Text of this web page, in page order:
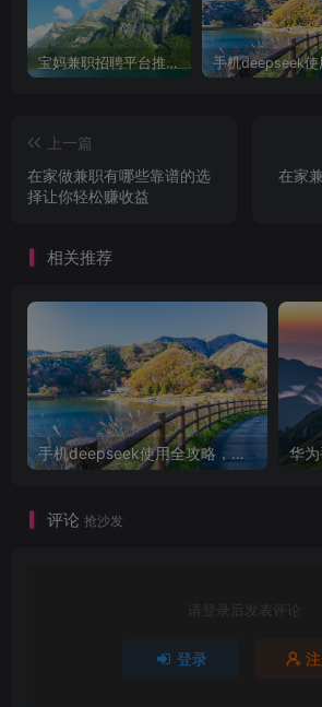
宝妈兼职招聘平台推荐，轻松找到理想工作！
上一篇
在家做兼职有哪些靠谱的选
择让你轻松赚收益
在家
相关推荐
手机deepseek使用全攻略，轻松实现画图与炒股功能
评论 抢沙发
请登录后发表评论
登录